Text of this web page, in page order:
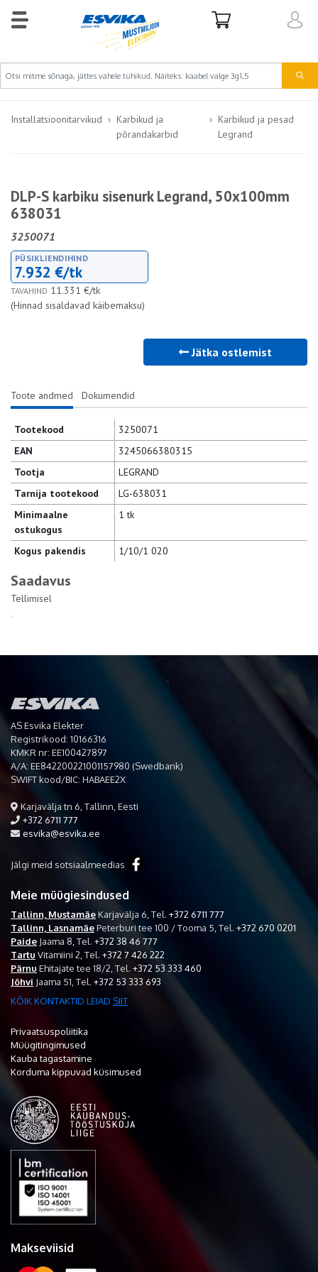
Installatsioonitarvikud
Karbikud ja
põrandakarbid
Karbikud ja pesad
Legrand
DLP-S karbiku sisenurk Legrand, 50x100mm
638031
3250071
PÜSIKLIENDIHIND
7.932 €/tk
TAVAHIND 11.331 €/tk
(Hinnad sisaldavad käibemaksu)
Jätka ostlemist
Toote andmed Dokumendid
Tootekood
3250071
EAN
3245066380315
Tootja
LEGRAND
Tarnija tootekood
LG-638031
Minimaalne
ostukogus
1 tk
Kogus pakendis 1/10/1 020
Saadavus
Tellimisel
AS Esvika Elekter
Registrikood: 10166316
KMKR nr: EE100427897
A/A: EE842200221001157980 (Swedbank)
SWIFT kood/BIC: HABAEE2X
Karjavälja tn 6, Tallinn, Eesti
+372 6711 777
esvika@esvika.ee
Jälgi meid sotsiaalmeedias
Meie müügiesindused
Tallinn, MustamäeKarjavälja 6, Tel. +372 6711 777
Tallinn, LasnamäePeterburi tee 100 / Tooma 5, Tel. +372 670 0201
Paide Jaama 8, Tel. +372 38 46 777
Tartu Vitamiini 2, Tel. +372 7 426 222
Pärnu Ehitajate tee 18/2, Tel. +372 53 333 460
Jõhvi Jaama 51, Tel. +372 53 333 693
KÕIK KONTAKTID LEIAD SIIT
Privaatsuspoliitika
Müügitingimused
Kauba tagastamine
Korduma kippuvad küsimused
Makseviisid